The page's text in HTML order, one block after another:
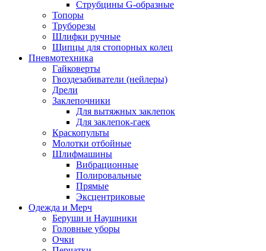
Струбцины G-образные
Топоры
Труборезы
Шлифки ручные
Щипцы для стопорных колец
Пневмотехника
Гайковерты
Гвоздезабиватели (нейлеры)
Дрели
Заклепочники
Для вытяжных заклепок
Для заклепок-гаек
Краскопульты
Молотки отбойные
Шлифмашины
Вибрационные
Полировальные
Прямые
Эксцентриковые
Одежда и Мерч
Беруши и Наушники
Головные уборы
Очки